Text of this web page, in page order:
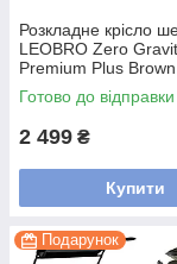
Розкладне крісло
LEOBRO Zero
Premium Plus
ZGC-K2-BRN)
Готово до відправки
2 499 ₴
Купити
Подарунок